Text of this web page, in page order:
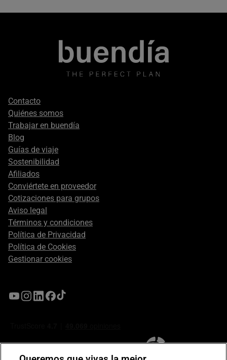
Footer
secondary
Contacto
Quiénes somos
Trabajar en buendía
Blog
Guías de viaje
Sostenibilidad
Afiliados
Conviértete en proveedor
Cotizaciones para grupos
Aviso legal
Términos y condiciones
Política de Privacidad
Política de Cookies
Gestionar cookies